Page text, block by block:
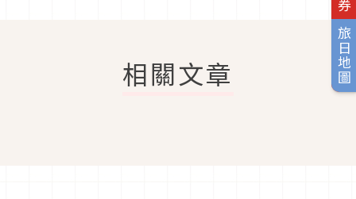
旅日地圖
相關文章